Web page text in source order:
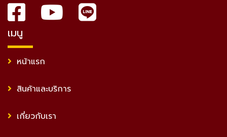
เมนู
หน้าแรก
สินค้าและบริการ
เกี่ยวกับเรา